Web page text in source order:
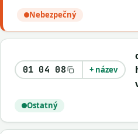
Nebezpečný
01 04 08 + název
Ostatný